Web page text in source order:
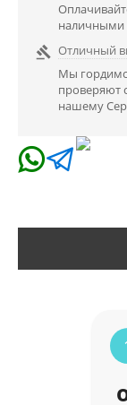
наличными
 Отличный
Мы
проверяют
нашему